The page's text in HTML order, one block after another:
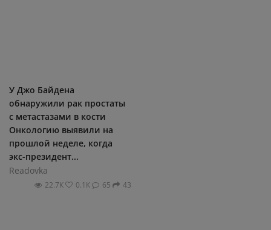
У Джо Байдена
обнаружили рак простаты
с метастазами в кости
Онкологию выявили на
прошлой неделе, когда
экс-президент...
Readovka
22.7К 0.1К 65 43